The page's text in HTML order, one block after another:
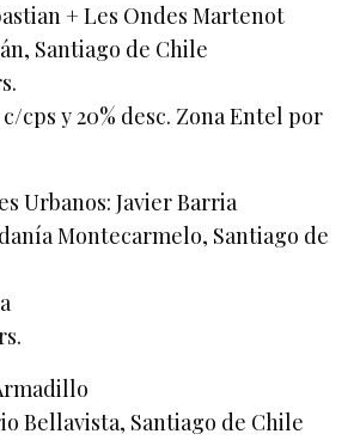
+ Les Ondes Martenot
Santiago de Chile
c/cps y 20% desc. Zona Entel por
Urbanos: Javier Barria
Montecarmelo, Santiago de
Bellavista, Santiago de Chile